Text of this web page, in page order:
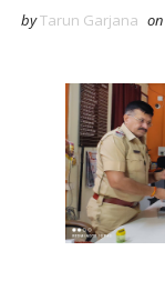
byTarun Garjana on